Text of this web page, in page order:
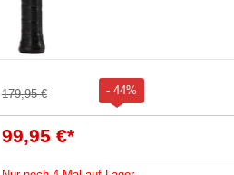
179,95 € - 44%
99,95 €*